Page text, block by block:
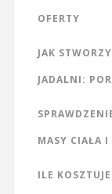
OFERTY
JAK
JADALNI:
MASY CIAŁA I
ILE